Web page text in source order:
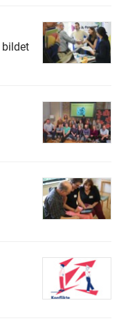
bildet